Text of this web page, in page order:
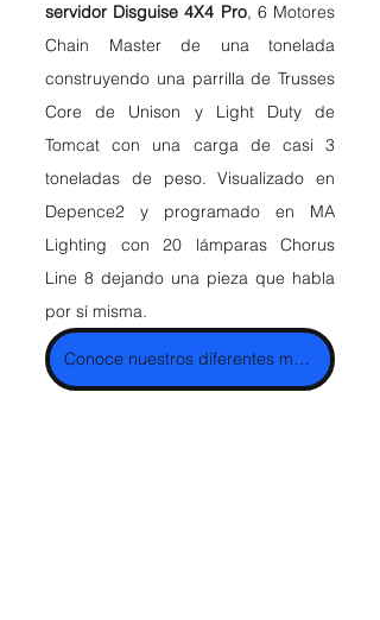
servidor Disguise 4X4 Pro, 6 Motores
Chain Master de una tonelada
construyendo una parrilla de Trusses
Core de Unison y Light Duty de
Tomcat con una carga de casi 3
toneladas de peso. Visualizado en
Depence2 y programado en MA
Lighting con 20 lámparas Chorus
Line 8 dejando una pieza que habla
por sí misma.
Conoce nuestros diferentes modelos de pantalla